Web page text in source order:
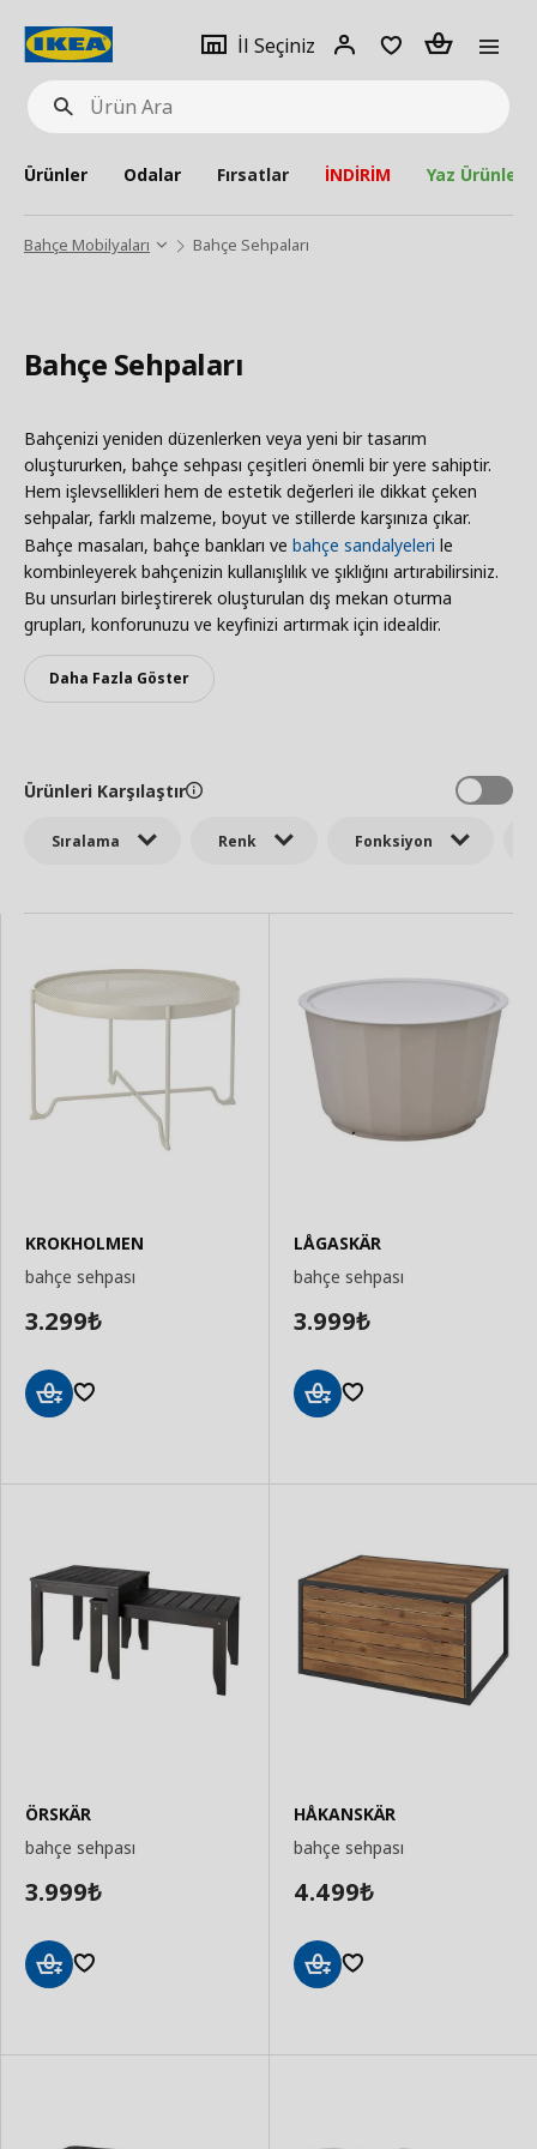
Ürün
Ara
İl Seçiniz
Giriş
Adet
Ürünler Odalar Fırsatlar İNDİRİM Yaz Ürünleri
Bahçe Mobilyaları Bahçe Sehpaları
Bahçe Sehpaları
Bahçenizi yeniden düzenlerken veya yeni bir tasarım
oluştururken, bahçe sehpası çeşitleri önemli bir yere sahiptir.
Hem işlevsellikleri hem de estetik değerleri ile dikkat çeken
sehpalar, farklı malzeme, boyut ve stillerde karşınıza çıkar.
Bahçe masaları, bahçe bankları ve bahçe sandalyeleri le
kombinleyerek bahçenizin kullanışlılık ve şıklığını artırabilirsiniz.
Bu unsurları birleştirerek oluşturulan dış mekan oturma
grupları, konforunuzu ve keyfinizi artırmak için idealdir.
Daha Fazla Göster
Sıralama Renk Fonksiyon
Ürünleri Karşılaştır
KROKHOLMEN
bahçe sehpası
3.299₺
LÅGASKÄR
bahçe sehpası
3.999₺
ÖRSKÄR
bahçe sehpası
3.999₺
HÅKANSKÄR
bahçe sehpası
4.499₺